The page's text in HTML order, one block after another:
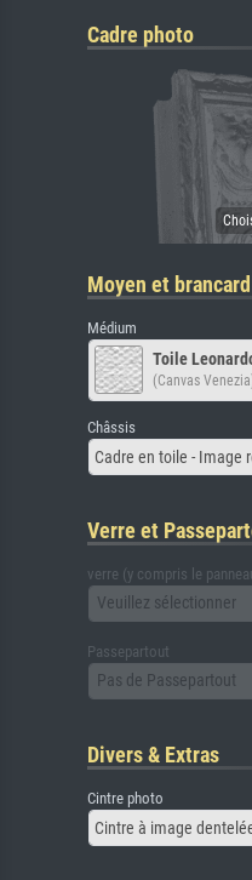
Cadre photo
Moyen et brancard
Médium
Toile
(Canvas
Châssis
Cadre en toile - Image
Verre et
verre (y compris le
Veuillez sélectionner
Passepartout
Pas de Passepartout
Divers & Extras
Cintre photo
Cintre à image